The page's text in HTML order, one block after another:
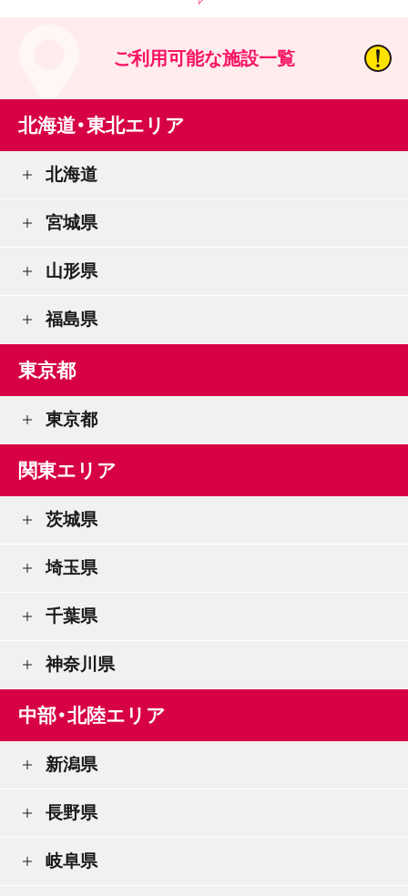
ご利用可能な施設一覧
北海道・東北エリア
北海道
宮城県
山形県
福島県
東京都
東京都
関東エリア
茨城県
埼玉県
千葉県
神奈川県
中部・北陸エリア
新潟県
長野県
岐阜県